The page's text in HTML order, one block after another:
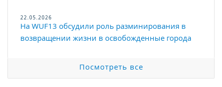
22.05.2026
На WUF13 обсудили роль разминирования в
возвращении жизни в освобожденные города
Посмотреть все